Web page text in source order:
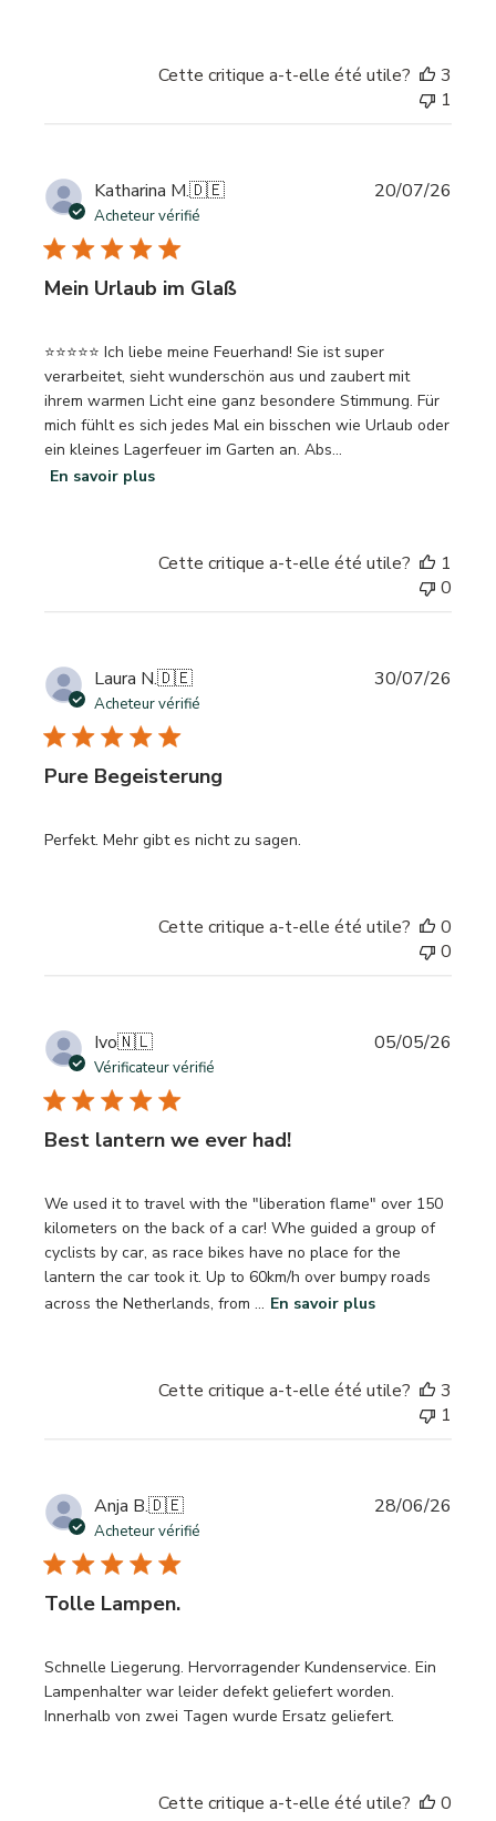
Cette critique a-t-elle été utile?
3
1
Katharina M.🇩🇪
Acheteur vérifié
Mein Urlaub im Glaß
⭐⭐⭐⭐⭐ Ich liebe meine Feuerhand! Sie ist super
verarbeitet, sieht wunderschön aus und zaubert mit
ihrem warmen Licht eine ganz besondere Stimmung. Für
mich fühlt es sich jedes Mal ein bisschen wie Urlaub oder
ein kleines Lagerfeuer im Garten an. Abs...
En savoir plus
20/07/26
Cette critique a-t-elle été utile?
1
0
Laura N.🇩🇪
Acheteur vérifié
Pure Begeisterung
Perfekt. Mehr gibt es nicht zu sagen.
30/07/26
Cette critique a-t-elle été utile?
0
0
Ivo🇳🇱
Vérificateur vérifié
Best lantern we ever had!
We used it to travel with the "liberation flame" over 150
kilometers on the back of a car! Whe guided a group of
cyclists by car, as race bikes have no place for the
lantern the car took it. Up to 60km/h over bumpy roads
across the Netherlands, from ... En savoir plus
05/05/26
Cette critique a-t-elle été utile?
3
1
Anja B.🇩🇪
Acheteur vérifié
Tolle Lampen.
Schnelle Liegerung. Hervorragender Kundenservice. Ein
Lampenhalter war leider defekt geliefert worden.
Innerhalb von zwei Tagen wurde Ersatz geliefert.
28/06/26
Cette critique a-t-elle été utile?
0